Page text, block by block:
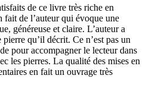
de ce livre très riche en
de l’auteur qui évoque une
généreuse et claire. L’auteur a
qu’il décrit. Ce n’est pas un
pour accompagner le lecteur dans
les pierres. La qualité des mises en
en fait un ouvrage très